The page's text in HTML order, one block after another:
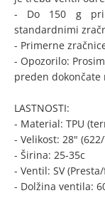
- Do 150 g
standardnimi
- Primerne
- Opozorilo:
preden dokončate
LASTNOSTI:
- Material: TPU
- Velikost: 28"
- Širina: 25-35c
- Ventil: SV
- Dolžina ventila: